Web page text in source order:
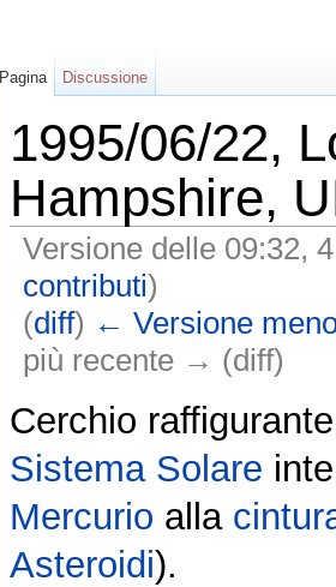
1995/06/22,
Hampshire,
Versione delle 09:32,
contributi)
(diff) ← Versione
più recente → (diff)
Cerchio
Sistema Solare
Mercurio alla
Asteroidi).
Pagina Discussione